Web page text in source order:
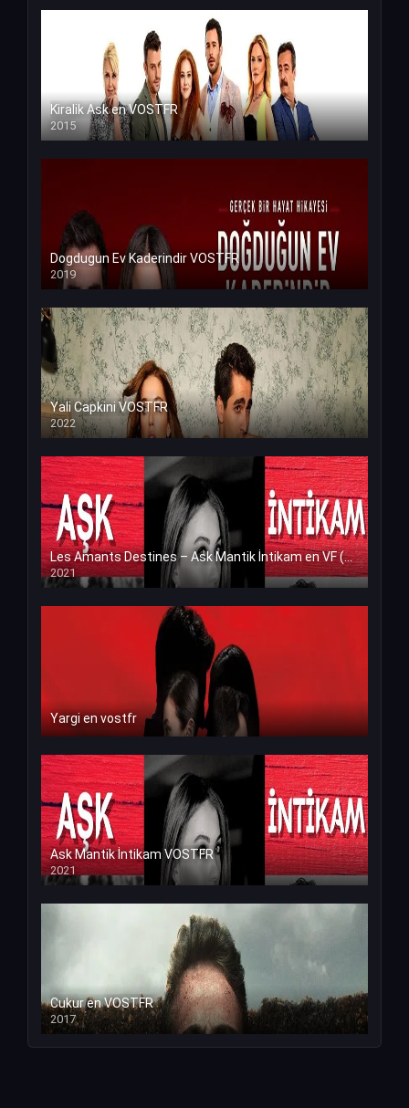
Kiralik Ask en VOSTFR
2015
Dogdugun Ev Kaderindir VOSTFR
2019
Yali Capkini VOSTFR
2022
Les Amants Destines – Ask Mantik İntikam en VF (Voix Francaise)
2021
Yargi en vostfr
Ask Mantik İntikam VOSTFR
2021
Cukur en VOSTFR
2017